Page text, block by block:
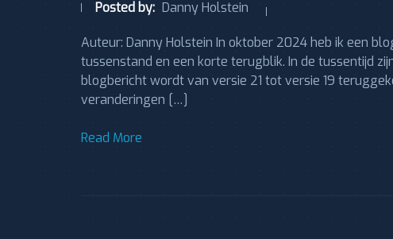
Posted by: Danny Holstein
Auteur: Danny Holstein In oktober 2024 heb ik een
tussenstand en een korte terugblik. In de tussentijd
blogbericht wordt van versie 21 tot versie 19
veranderingen […]
Read More